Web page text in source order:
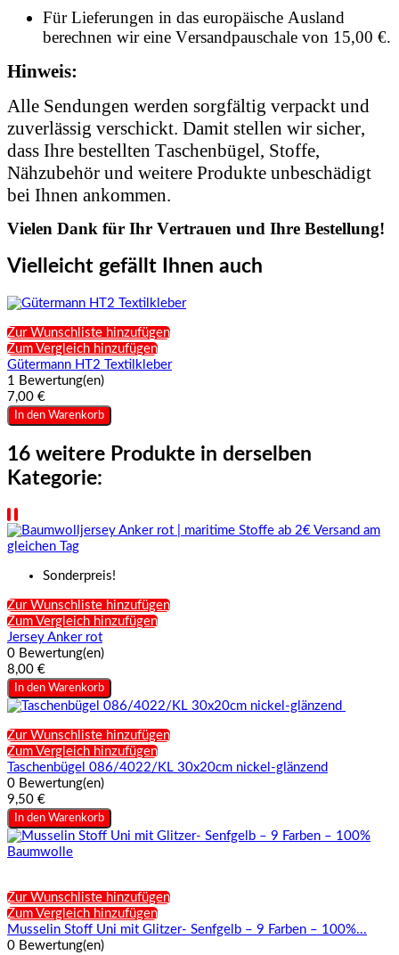
Für Lieferungen in das europäische Ausland
berechnen wir eine Versandpauschale von 15,00 €.
Hinweis:
Alle Sendungen werden sorgfältig verpackt und
zuverlässig verschickt. Damit stellen wir sicher,
dass Ihre bestellten Taschenbügel, Stoffe,
Nähzubehör und weitere Produkte unbeschädigt
bei Ihnen ankommen.
Vielen Dank für Ihr Vertrauen und Ihre Bestellung!
Vielleicht gefällt Ihnen auch
Zur Wunschliste hinzufügen
Zum Vergleich hinzufügen
Gütermann HT2 Textilkleber
1 Bewertung(en)
7,00 €
In den Warenkorb
16 weitere Produkte in derselben
Kategorie:
Sonderpreis!
Zur Wunschliste hinzufügen
Zum Vergleich hinzufügen
Jersey Anker rot
0 Bewertung(en)
8,00 €
In den Warenkorb
Zur Wunschliste hinzufügen
Zum Vergleich hinzufügen
Taschenbügel 086/4022/KL 30x20cm nickel-glänzend
0 Bewertung(en)
9,50 €
In den Warenkorb
Zur Wunschliste hinzufügen
Zum Vergleich hinzufügen
Musselin Stoff Uni mit Glitzer- Senfgelb – 9 Farben – 100%...
0 Bewertung(en)